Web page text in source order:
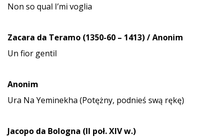
Non so qual I’mi voglia
Zacara da Teramo (1350-60 – 1413) / Anonim
Un fior gentil
Anonim
Ura Na Yeminekha (Potężny, podnieś swą rękę)
Jacopo da Bologna (II poł.XIV w.)